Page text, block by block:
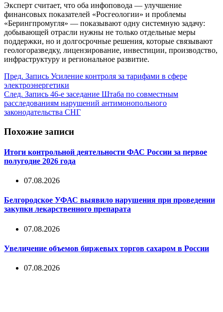
Эксперт считает, что оба инфоповода — улучшение
финансовых показателей «Росгеологии» и проблемы
«Берингпромугля» — показывают одну системную задачу:
добывающей отрасли нужны не только отдельные меры
поддержки, но и долгосрочные решения, которые связывают
геологоразведку, лицензирование, инвестиции, производство,
инфраструктуру и региональное развитие.
Пред. Запись Усиление контроля за тарифами в сфере
электроэнергетики
След. Запись 46-е заседание Штаба по совместным
расследованиям нарушений антимонопольного
законодательства СНГ
Похожие записи
Итоги контрольной деятельности ФАС России за первое
полугодие 2026 года
07.08.2026
Белгородское УФАС выявило нарушения при проведении
закупки лекарственного препарата
07.08.2026
Увеличение объемов биржевых торгов сахаром в России
07.08.2026